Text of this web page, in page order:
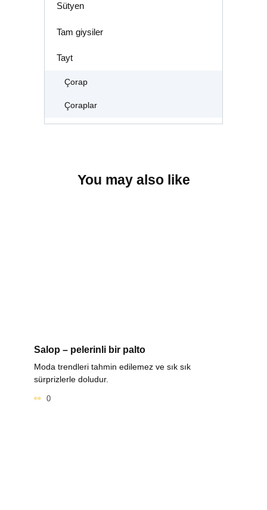
Sütyen
Tam giysiler
Tayt
Çorap
Çoraplar
You may also like
Salop – pelerinli bir palto
Moda trendleri tahmin edilemez ve sık sık
sürprizlerle doludur.
0